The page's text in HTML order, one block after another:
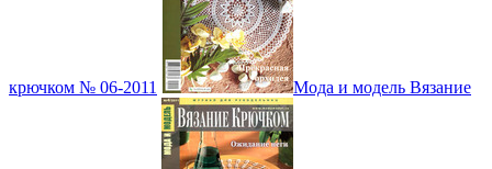
крючком № 06-2011 Мода и модель Вязание